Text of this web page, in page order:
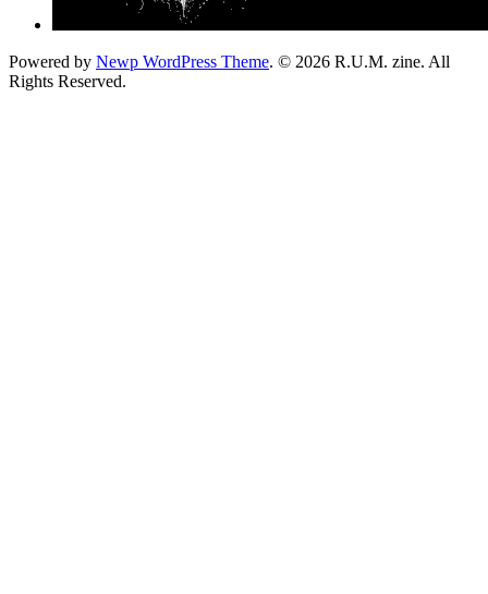
Powered by Newp WordPress Theme. © 2026 R.U.M. zine. All
Rights Reserved.